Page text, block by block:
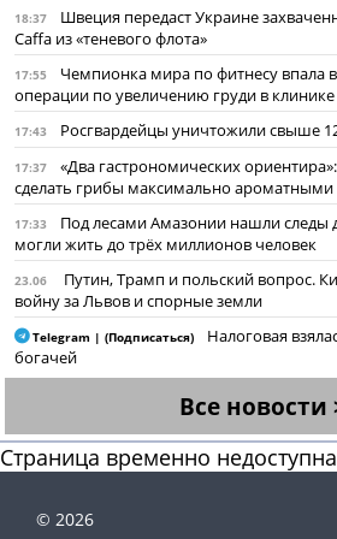
18:37
Швеция передаст Украине
Caffa из «теневого флота»
17:55
Чемпионка мира по фитнесу впала
операции по увеличению груди в
17:43 Росгвардейцы уничтожили свыше
17:37
«Два гастрономических
сделать грибы максимально ароматными
17:33
Под лесами Амазонии нашли следы
могли жить до трёх миллионов человек
23.06
Путин, Трамп и польский вопрос.
войну за Львов и спорные земли
Telegram | (Подписаться)
Налоговая
богачей
Все новости
Страница временно
© 2026